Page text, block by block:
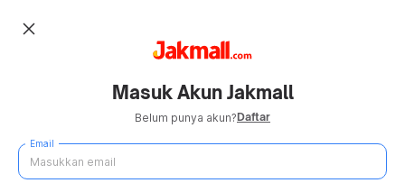
close
Masuk Akun Jakmall
Belum punya akun?Daftar
Email